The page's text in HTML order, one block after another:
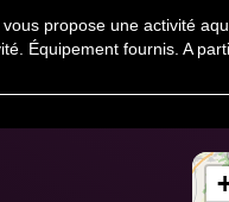
propose une activité
Équipement fournis. A